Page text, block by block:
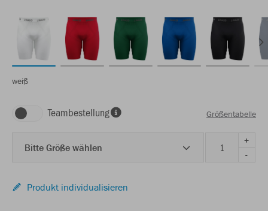
weiß
Teambestellung Größentabelle
Bitte Größe wählen
+
-
Produkt individualisieren